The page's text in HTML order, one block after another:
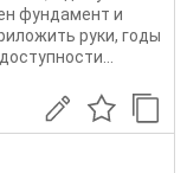
фундамент и
руки, годы